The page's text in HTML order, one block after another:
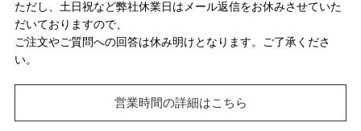
ただし、土日祝など弊社休業日はメール返信をお休みさせていた
だいておりますので、
ご注文やご質問への回答は休み明けとなります。ご了承くださ
い。
営業時間の詳細はこちら